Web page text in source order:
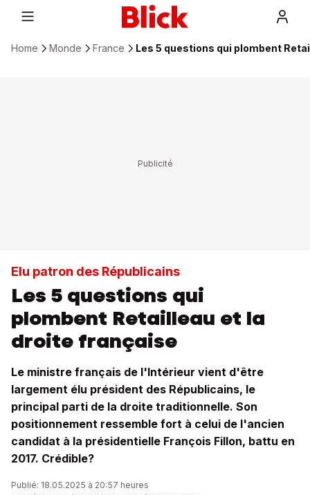
Home Monde France Les 5 questions qui plombent
Elu patron des Républicains
Les 5 questions qui
plombent Retailleau et la
droite française
Le ministre français de l'Intérieur vient d'être
largement élu président des Républicains, le
principal parti de la droite traditionnelle. Son
positionnement ressemble fort à celui de l'ancien
candidat à la présidentielle François Fillon, battu en
2017. Crédible?
Publié: 18.05.2025 à 20:57 heures